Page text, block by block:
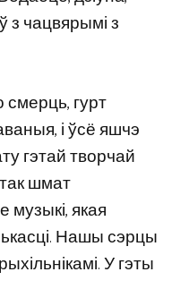
з чацвярымі з
смерць, гурт
і ўсё яшчэ
гэтай творчай
шмат
музыкі, якая
Нашы сэрцы
У гэты